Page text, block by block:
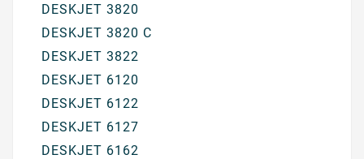
DESKJET 3820
DESKJET 3820 C
DESKJET 3822
DESKJET 6120
DESKJET 6122
DESKJET 6127
DESKJET 6162